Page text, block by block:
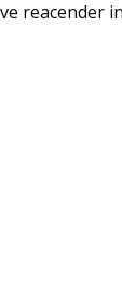
reacender